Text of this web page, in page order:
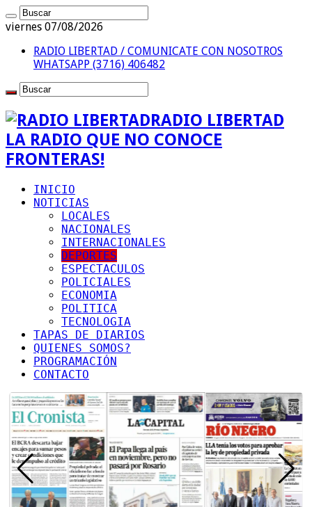
viernes 07/08/2026
RADIO LIBERTAD / COMUNICATE CON NOSOTROS
WHATSAPP (3716) 406482
RADIO LIBERTAD
LA RADIO QUE NO CONOCE
FRONTERAS!
INICIO
NOTICIAS
LOCALES
NACIONALES
INTERNACIONALES
DEPORTES
ESPECTACULOS
POLICIALES
ECONOMIA
POLITICA
TECNOLOGIA
TAPAS DE DIARIOS
QUIENES SOMOS?
PROGRAMACIÓN
CONTACTO